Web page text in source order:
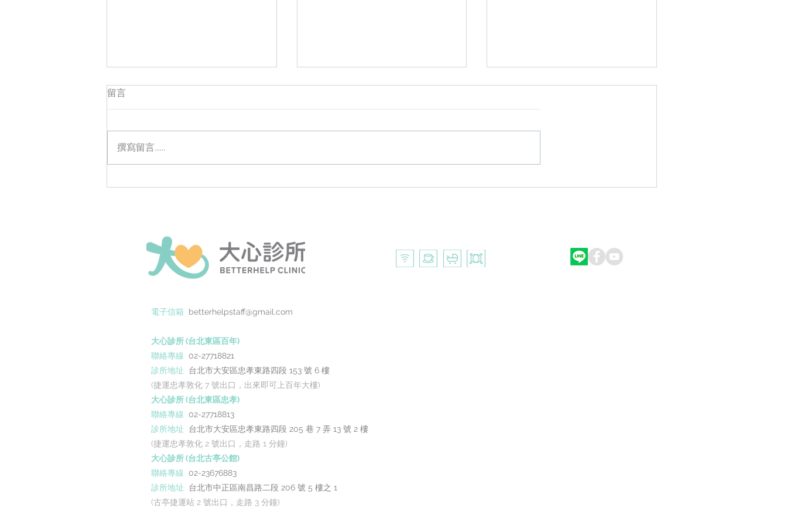
吃B群還是好累？你可能被
四大魚油功效與挑選指南：
《補充褪黑激素 促進良好睡
留言
撰寫留言......
電子信箱 betterhelpstaff@gmail.com
大心診所 (台北東區百年)
聯絡專線 02-27718821
診所地址 台北市大安區忠孝東路四段 153 號 6 樓
(捷運忠孝敦化 7 號出口，出來即可上百年大樓)
大心診所 (台北東區忠孝)
聯絡專線 02-27718813
診所地址 台北市大安區忠孝東路四段 205 巷 7 弄 13 號 2 樓
(捷運忠孝敦化 2 號出口，走路 1 分鐘)
大心診所 (台北古亭公館)
聯絡專線 02-23676883
診所地址 台北市中正區南昌路二段 206 號 5 樓之 1
(古亭捷運站 2 號出口，走路 3 分鐘)